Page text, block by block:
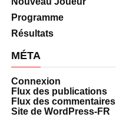
Programme
Résultats
MÉTA
Connexion
Flux des publications
Flux des commentaires
Site de WordPress-FR